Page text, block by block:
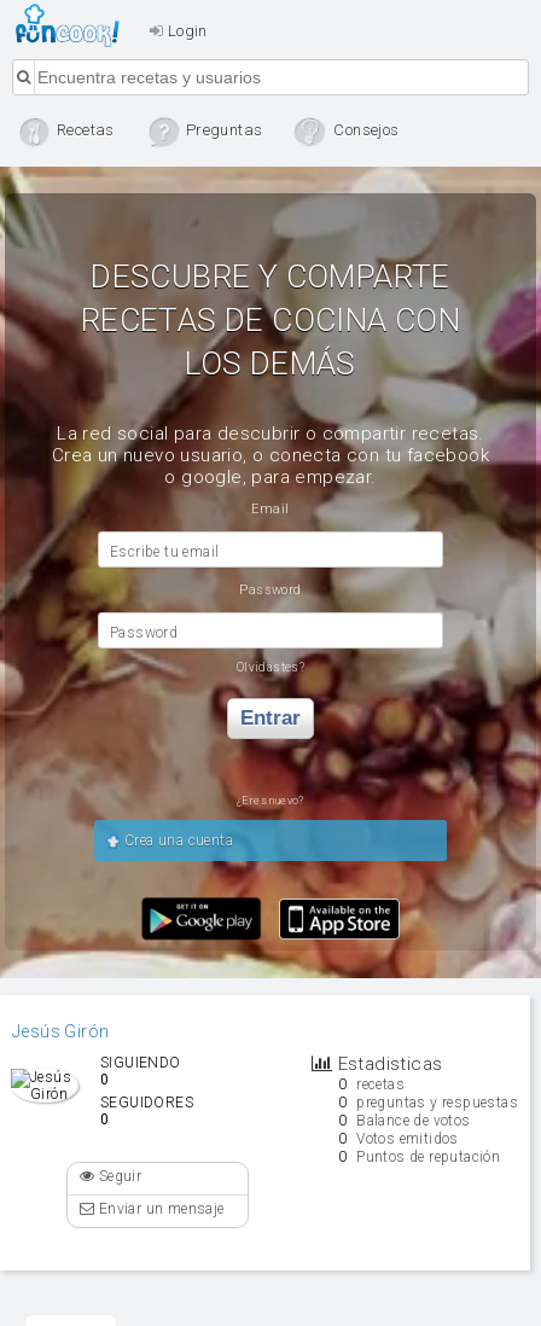
Login
Recetas Preguntas Consejos
DESCUBRE Y COMPARTE
RECETAS DE COCINA CON
LOS DEMÁS
La red social para descubrir o compartir recetas.
Crea un nuevo usuario, o conecta con tu facebook
o google, para empezar.
Email
Escribe tu email
Password
Password
Olvidastes?
Entrar
¿Eres nuevo?
Crea una cuenta
Jesús Girón
Estadisticas
0 recetas
0 preguntas y respuestas
0 Balance de votos
0 Votos emitidos
0 Puntos de reputación
SIGUIENDO
0
SEGUIDORES
0
Seguir
Enviar un mensaje